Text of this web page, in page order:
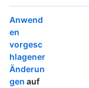
Anwend
en
vorgesc
hlagener
Änderun
gen auf